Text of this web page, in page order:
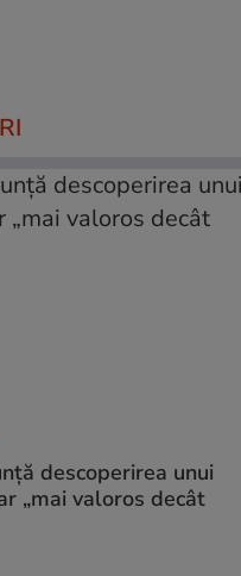
descoperirea unui
„mai valoros decât